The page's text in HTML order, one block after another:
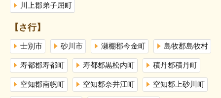
川上郡弟子屈町
【さ行】
士別市 砂川市 瀬棚郡今金町 島牧郡島牧村
寿都郡寿都町 寿都郡黒松内町 積丹郡積丹町
空知郡南幌町 空知郡奈井江町 空知郡上砂川町